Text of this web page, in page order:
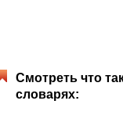
Смотреть что
словарях: